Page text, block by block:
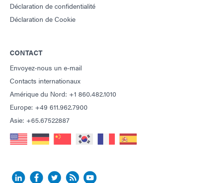
Déclaration de confidentialité
Déclaration de Cookie
CONTACT
Envoyez-nous un e-mail
Contacts internationaux
Amérique du Nord: +1 860.482.1010
Europe: +49 611.962.7900
Asie: +65.67522887